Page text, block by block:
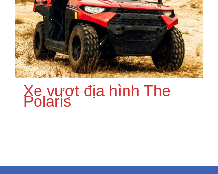
Xe vượt địa hình The
Polaris